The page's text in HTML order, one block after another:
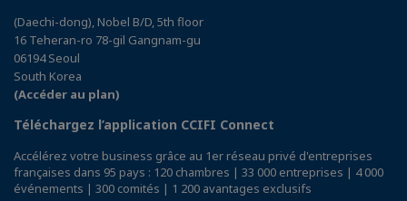
(Daechi-dong), Nobel B/D, 5th floor
16 Teheran-ro 78-gil Gangnam-gu
06194 Seoul
South Korea
(Accéder au plan)
Téléchargez l’application CCIFI Connect
Accélérez votre business grâce au 1er réseau privé d'entreprises
françaises dans 95 pays : 120 chambres | 33 000 entreprises | 4 000
événements | 300 comités | 1 200 avantages exclusifs